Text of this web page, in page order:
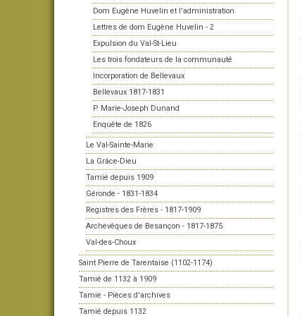
Dom Eugène Huvelin et l'administration
Lettres de dom Eugène Huvelin - 2
Expulsion du Val-St-Lieu
Les trois fondateurs de la communauté
Incorporation de Bellevaux
Bellevaux 1817-1831
P. Marie-Joseph Dunand
Enquête de 1826
Le Val-Sainte-Marie
La Grâce-Dieu
Tamié depuis 1909
Géronde - 1831-1834
Registres des Frères - 1817-1909
Archevêques de Besançon - 1817-1875
Val-des-Choux
Saint Pierre de Tarentaise (1102-1174)
Tamié de 1132 à 1909
Tamie - Pièces d'archives
Tamié depuis 1132